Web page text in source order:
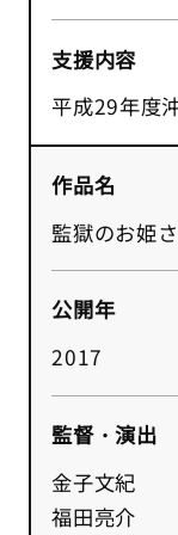
支援内容
平成29年度
作品名
監獄のお姫
公開年
2017
監督・演出
金子文紀
福田亮介